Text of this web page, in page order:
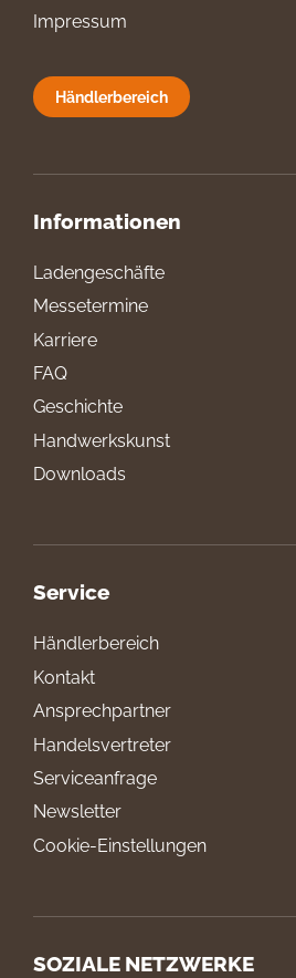
Impressum
Händlerbereich
Informationen
Ladengeschäfte
Messetermine
Karriere
FAQ
Geschichte
Handwerkskunst
Downloads
Service
Händlerbereich
Kontakt
Ansprechpartner
Handelsvertreter
Serviceanfrage
Newsletter
Cookie-Einstellungen
SOZIALE NETZWERKE